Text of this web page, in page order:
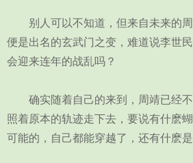
别人可以不知道，但来自未来的周
便是出名的玄武门之变，难道说李世
会迎来连年的战乱吗？
确实随着自己的来到，周靖已经不
照着原本的轨迹走下去，要说有什麽
可能的，自己都能穿越了，还有什麽